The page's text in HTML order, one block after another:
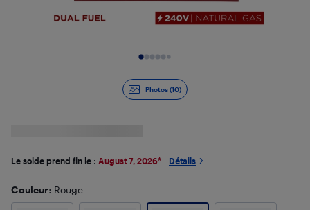
Photos (10)
Le solde prend fin le : August 7, 2026* Détails
Couleur: Rouge